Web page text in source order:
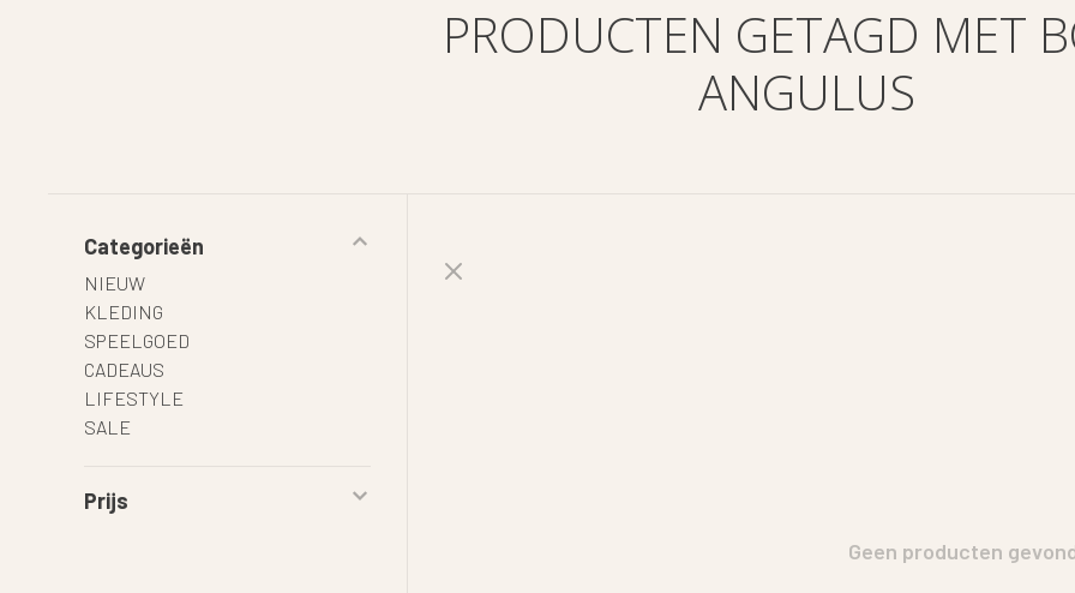
PRODUCTEN GETAGD MET
ANGULUS
Categorieën
NIEUW
KLEDING
SPEELGOED
CADEAUS
LIFESTYLE
SALE
Prijs
Geen producten